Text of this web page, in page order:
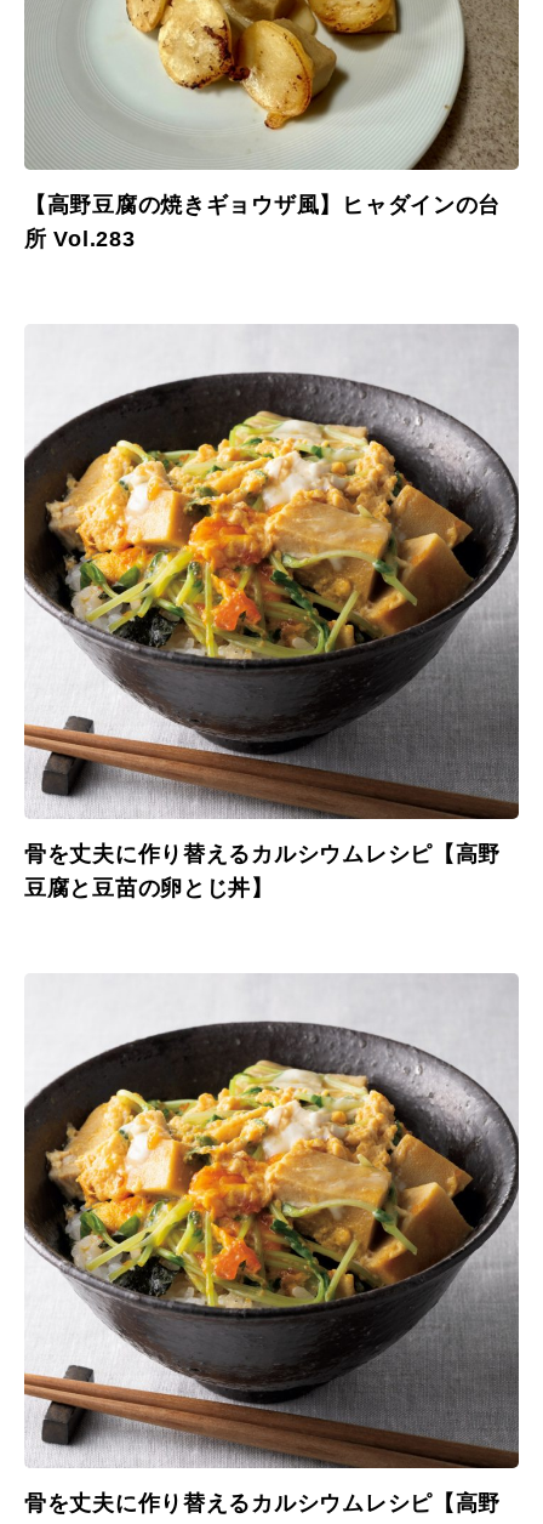
【高野豆腐の焼きギョウザ風】ヒャダインの台
所 Vol.283
骨を丈夫に作り替えるカルシウムレシピ【高野
豆腐と豆苗の卵とじ丼】
骨を丈夫に作り替えるカルシウムレシピ【高野